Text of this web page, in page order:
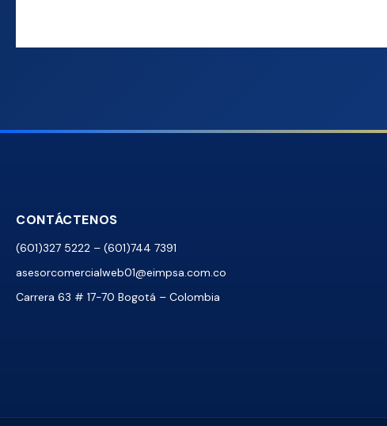
CONTÁCTENOS
(601)327 5222 – (601)744 7391
asesorcomercialweb01@eimpsa.com.co
Carrera 63 # 17-70 Bogotá – Colombia